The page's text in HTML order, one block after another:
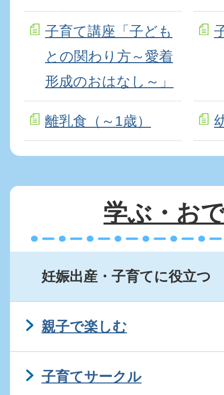
子育て講座「子ども
との関わり方～愛着
形成のおはなし～」
離乳食（～1歳）
学ぶ・お
妊娠出産・子育てに役立つ
親子で楽しむ
子育てサークル